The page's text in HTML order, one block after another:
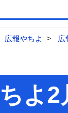
広報やちよ > 広
よ